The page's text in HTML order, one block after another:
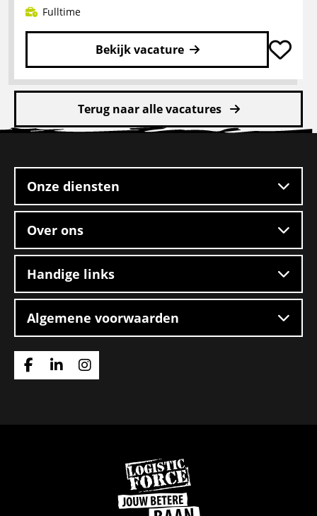
BoxtelFulltime
Bekijk vacature
Lees
meer
CE
Terug naar alle vacatures
footer
Onze diensten
Over ons
Handige links
Algemene voorwaarden
Ga
Ga
Ga
Ga
naar
de